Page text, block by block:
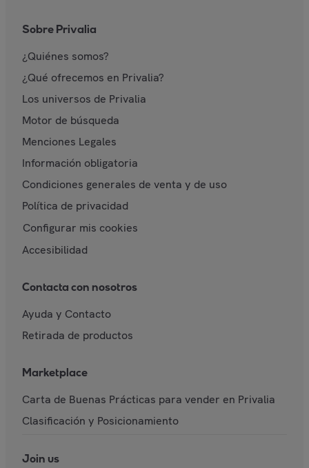
Sobre Privalia
¿Quiénes somos?
¿Qué ofrecemos en Privalia?
Los universos de Privalia
Motor de búsqueda
Menciones Legales
Información obligatoria
Condiciones generales de venta y de uso
Política de privacidad
Configurar mis cookies
Accesibilidad
Contacta con nosotros
Ayuda y Contacto
Retirada de productos
Marketplace
Carta de Buenas Prácticas para vender en Privalia
Clasificación y Posicionamiento
Join us